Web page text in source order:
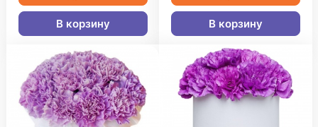
В корзину В корзину